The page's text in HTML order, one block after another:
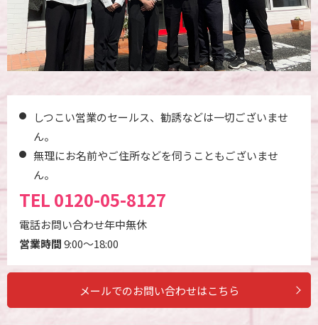
しつこい営業のセールス、勧誘などは一切ございませ
ん。
無理にお名前やご住所などを伺うこともございませ
ん。
TEL 0120-05-8127
電話お問い合わせ年中無休
営業時間9:00～18:00
メールでのお問い合わせはこちら